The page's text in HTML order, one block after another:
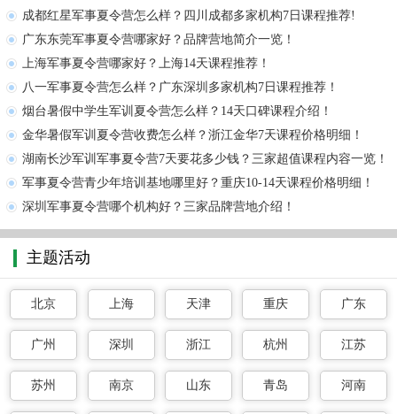
成都红星军事夏令营怎么样？四川成都多家机构7日课程推荐!
广东东莞军事夏令营哪家好？品牌营地简介一览！
上海军事夏令营哪家好？上海14天课程推荐！
八一军事夏令营怎么样？广东深圳多家机构7日课程推荐！
烟台暑假中学生军训夏令营怎么样？14天口碑课程介绍！
金华暑假军训夏令营收费怎么样？浙江金华7天课程价格明细！
湖南长沙军训军事夏令营7天要花多少钱？三家超值课程内容一览！
军事夏令营青少年培训基地哪里好？重庆10-14天课程价格明细！
深圳军事夏令营哪个机构好？三家品牌营地介绍！
主题活动
北京 上海 天津 重庆 广东
广州 深圳 浙江 杭州 江苏
苏州 南京 山东 青岛 河南